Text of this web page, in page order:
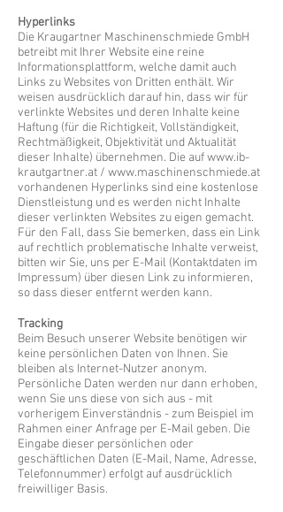
Hyperlinks
Die Kraugartner Maschinenschmiede GmbH
betreibt mit Ihrer Website eine reine
Informationsplattform, welche damit auch
Links zu Websites von Dritten enthält. Wir
weisen ausdrücklich darauf hin, dass wir für
verlinkte Websites und deren Inhalte keine
Haftung (für die Richtigkeit, Vollständigkeit,
Rechtmäßigkeit, Objektivität und Aktualität
dieser Inhalte) übernehmen. Die aufwww.ib-
krautgartner.at / www.maschinenschmiede.at
vorhandenen Hyperlinks sind eine kostenlose
Dienstleistung und es werden nicht Inhalte
dieser verlinkten Websites zu eigen gemacht.
Für den Fall, dass Sie bemerken, dass ein Link
auf rechtlich problematische Inhalte verweist,
bitten wir Sie, uns per E-Mail (Kontaktdaten im
Impressum) über diesen Link zu informieren,
so dass dieser entfernt werden kann.
Tracking
Beim Besuch unserer Website benötigen wir
keine persönlichen Daten von Ihnen. Sie
bleiben als Internet-Nutzer anonym.
Persönliche Daten werden nur dann erhoben,
wenn Sie uns diese von sich aus - mit
vorherigem Einverständnis - zum Beispiel im
Rahmen einer Anfrage per E-Mail geben. Die
Eingabe dieser persönlichen oder
geschäftlichen Daten (E-Mail, Name, Adresse,
Telefonnummer) erfolgt auf ausdrücklich
freiwilliger Basis.